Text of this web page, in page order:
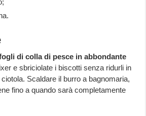
di colla di pesce in abbondante
e sbriciolate i biscotti senza ridurli in
Scaldare il burro a bagnomaria,
fino a quando sarà completamente